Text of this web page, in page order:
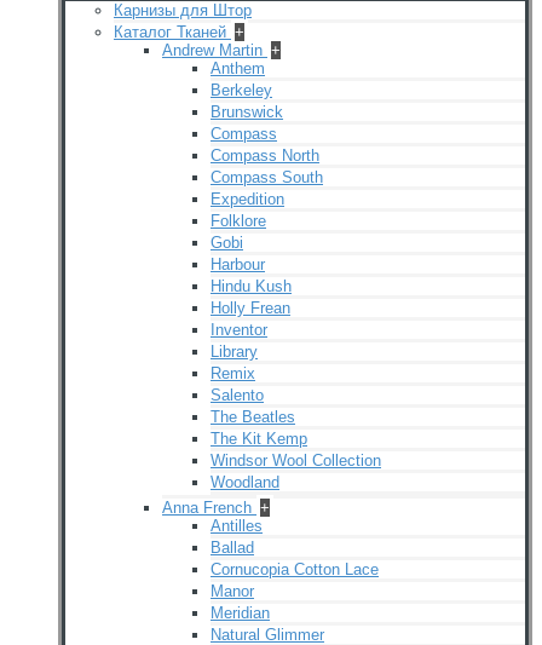
Карнизы для Штор
Каталог Тканей +
Andrew Martin +
Anthem
Berkeley
Brunswick
Compass
Compass North
Compass South
Expedition
Folklore
Gobi
Harbour
Hindu Kush
Holly Frean
Inventor
Library
Remix
Salento
The Beatles
The Kit Kemp
Windsor Wool Collection
Woodland
Anna French +
Antilles
Ballad
Cornucopia Cotton Lace
Manor
Meridian
Natural Glimmer